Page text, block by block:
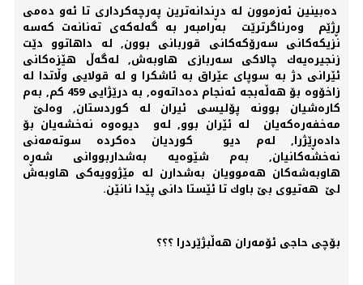
دەبینین ئەزموون لە دڕندانەترین پەرچەكرداری تا ئەو دەمی
ڕژێم وەرناگرترێت بەرامبەر بە گەلەكەی تەنانەت كەسە
نزیكەكانی سەرۆكەكانی قوربانی بوون, لە داهاتوو دێت
زنجیرەیەك چالاكی سەربازی هاوبەش, لەگەڵ هێزەكانی
ئێرانی دژ بە سوپای عێراق بە ئاشكرا و لە قولایی وڵاتدا لە
زاخۆوە بۆ هەڵەبجە ئەنجام دەداتەوە, بە درێژایی 459 كم, بەم
كارەشیان بوونە پۆلیسی ئیران لە كوردستان, وەلێ
مەخفەرەكەیان لە ئێران بوو, لەو دیوەوە نەخشەیان بۆ
دادەڕێژرا, لەم دیو كوردیان دەكردە سوتەمەنی
نەخشەكانیان, بەم شێوەیە بەشداربووانی شەڕە
هاوبەشەكان هەموویان بەشدارن لە مێژوویەكی هاوبەش
لێ هەتیوی بێ باوك تا ئێستا دانی پێدا نانێن.
بۆچی حاجی ئۆمەران هەڵبژێردرا ؟؟؟